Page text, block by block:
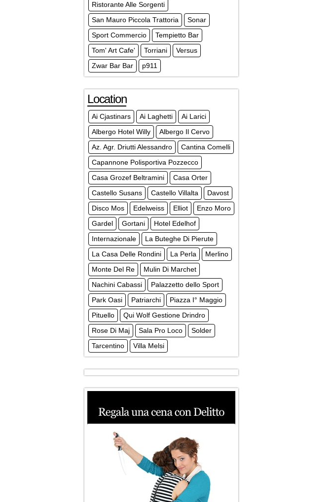
Ristorante Alle Sorgenti
San Mauro Piccola Trattoria
Sonar
Sport Commercio
Tempietto Bar
Tom' Art Cafe'
Torriani
Versus
Zwar Bar Bar
p911
Location
Ai Cjastinars Ai Laghetti
Ai Larici
Albergo Hotel Willy
Albergo Il Cervo
Az. Agr. Driutti Alessandro
Cantina Comelli
Capannone Polisportiva Pozzecco
Casa Grozef Beltramini
Casa Orter
Castello Susans
Castello Villalta
Davost
Disco Mos
Edelweiss Elliot
Enzo Moro
Gardel
Gortani
Hotel Edelhof
Internazionale
La Buteghe Di Pierute
La Casa Delle Rondini
La Perla
Merlino
Monte Del Re
Mulin Di Marchet
Nachini Cabassi
Palazzetto dello Sport
Park Oasi
Patriarchi
Piazza I° Maggio
Pituello
Qui Wolf Gestione Drindro
Rose Di Maj
Sala Pro Loco
Solder
Tarcentino
Villa Melsi